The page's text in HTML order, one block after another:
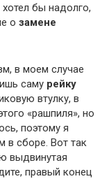
бы надолго,
о замене
в моем случае
саму рейку
втулку, в
«рашпиля», но
поэтому я
в сборе. Вот так
выдвинутая
правый конец